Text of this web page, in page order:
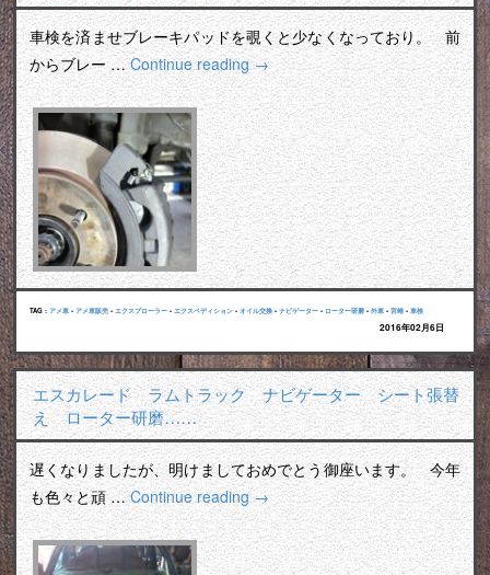
車検を済ませブレーキパッドを覗くと少なくなっており。 前
からブレー …Continue reading→
TAG : アメ車 • アメ車販売 • エクスプローラー • エクスペディション • オイル交換 • ナビゲーター • ローター研磨 • 外車 • 宮崎 • 車検
2016年02月6日
エスカレード ラムトラック ナビゲーター シート張替
え ローター研磨……
遅くなりましたが、明けましておめでとう御座います。 今年
も色々と頑 …Continue reading→